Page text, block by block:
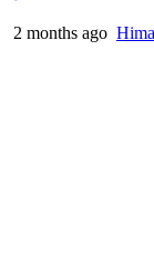
2 months ago